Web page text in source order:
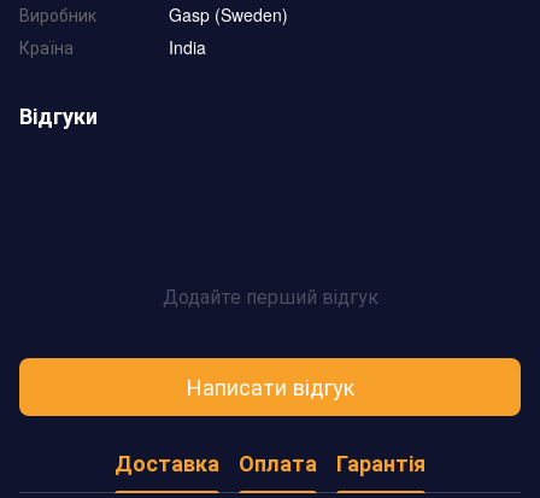
Виробник
Gasp (Sweden)
Країна
India
Відгуки
Додайте перший відгук
Написати відгук
Доставка Оплата Гарантія